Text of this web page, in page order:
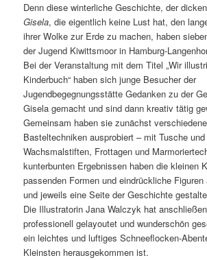
Denn diese winterliche Geschichte, der
Gisela, die eigentlich keine Lust hat, den
ihrer Wolke zur Erde zu machen, haben
der Jugend Kiwittsmoor in Hamburg-
Bei der Veranstaltung mit dem Titel „Wir
Kinderbuch“ haben sich junge Besucher der
Jugendbegegnungsstätte Gedanken zu der
Gisela gemacht und sind dann kreativ tätig
Gemeinsam haben sie zunächst
Basteltechniken ausprobiert – mit Tusche
Wachsmalstiften, Frottagen und
kunterbunten Ergebnissen haben die kleinen
passenden Formen und eindrückliche
und jeweils eine Seite der Geschichte
Die Illustratorin Jana Walczyk hat
professionell gelayoutet und wunderschön
ein leichtes und luftiges Schneeflocken-
Kleinsten herausgekommen ist.